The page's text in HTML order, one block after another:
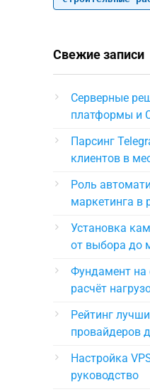
Свежие записи
Серверные
платформы и
Парсинг
клиентов в
Роль
маркетинга в
Установка
от выбора до
Фундамент на
расчёт
Рейтинг
провайдеров
Настройка
руководство